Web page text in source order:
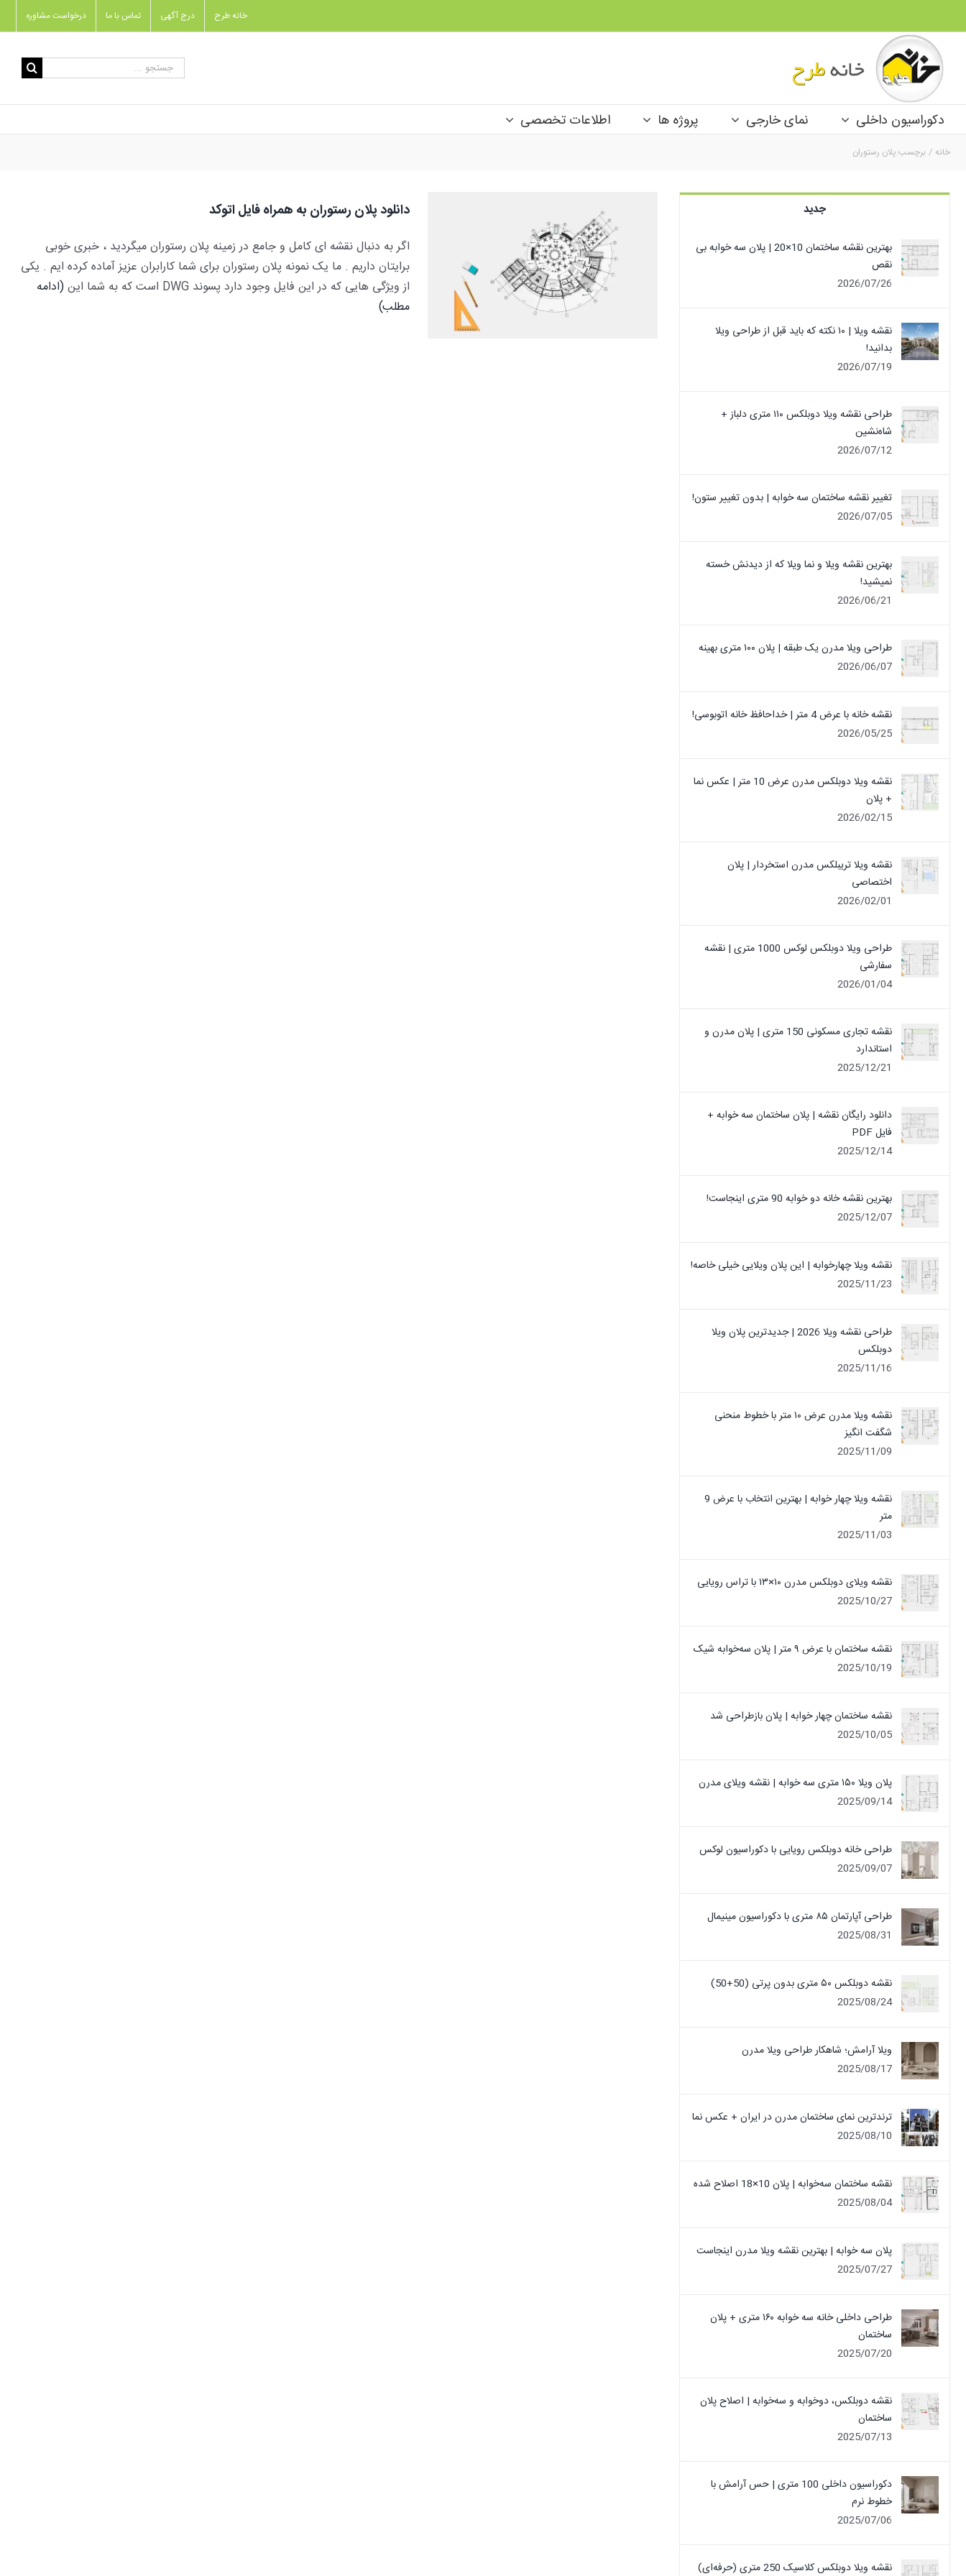
to
content
خانه طرح درج آگهی تماس با ما درخواست مشاوره
جستجو
دکوراسیون داخلی نمای خارجی پروژه ها اطلاعات تخصصی
خانه برچسب:پلان رستوران
دانلود پلان رستوران به همراه فایل اتوکد
دانلود پلان رستوران به همراه فایل اتوکد
اگر به دنبال نقشه ای کامل و جامع در زمینه پلان رستوران میگردید ، خبری خوبی
برایتان داریم . ما یک نمونه پلان رستوران برای شما کارابران عزیز آماده کرده ایم . یکی
از ویژگی هایی که در این فایل وجود دارد پسوند DWG است که به شما این
(ادامه
مطلب)
جدید
بهترین نقشه ساختمان 10×20 | پلان سه خوابه بی
نقص
2026/07/26
نقشه ویلا | ۱۰ نکته که باید قبل از طراحی ویلا
بدانید!
2026/07/19
طراحی نقشه ویلا دوبلکس ۱۱۰ متری دلباز +
شاه‌نشین
2026/07/12
تغییر نقشه ساختمان سه خوابه | بدون تغییر ستون!
2026/07/05
بهترین نقشه ویلا و نما ویلا که از دیدنش خسته
نمیشید!
2026/06/21
طراحی ویلا مدرن یک‌ طبقه | پلان ۱۰۰ متری بهینه
2026/06/07
نقشه خانه با عرض 4 متر | خداحافظ خانه‌ اتوبوسی!
2026/05/25
نقشه ویلا دوبلکس مدرن عرض 10 متر | عکس نما
+ پلان
2026/02/15
نقشه ویلا تریبلکس مدرن استخردار | پلان
اختصاصی
2026/02/01
طراحی ویلا دوبلکس لوکس 1000 متری | نقشه
سفارشی
2026/01/04
نقشه تجاری مسکونی 150 متری | پلان مدرن و
استاندارد
2025/12/21
دانلود رایگان نقشه | پلان ساختمان سه خوابه +
فایل PDF
2025/12/14
بهترین نقشه خانه دو خوابه 90 متری اینجاست!
2025/12/07
نقشه ویلا چهارخوابه | این پلان ویلایی خیلی خاصه!
2025/11/23
طراحی نقشه ویلا 2026 | جدیدترین پلان ویلا
دوبلکس
2025/11/16
نقشه ویلا مدرن عرض ۱۰ متر با خطوط منحنی
شگفت انگیز
2025/11/09
نقشه ویلا چهار خوابه | بهترین انتخاب با عرض 9
متر
2025/11/03
نقشه ویلای دوبلکس مدرن ۱۰×۱۳ با تراس رویایی
2025/10/27
نقشه ساختمان با عرض ۹ متر | پلان سه‌خوابه شیک
2025/10/19
نقشه ساختمان چهار خوابه | پلان بازطراحی شد
2025/10/05
پلان ویلا ۱۵۰ متری سه خوابه | نقشه ویلای مدرن
2025/09/14
طراحی خانه دوبلکس رویایی با دکوراسیون لوکس
2025/09/07
طراحی آپارتمان ۸۵ متری با دکوراسیون مینیمال
2025/08/31
نقشه دوبلکس ۵۰ متری بدون پرتی (50+50)
2025/08/24
ویلا آرامش؛ شاهکار طراحی ویلا مدرن
2025/08/17
ترندترین نمای ساختمان مدرن در ایران + عکس نما
2025/08/10
نقشه ساختمان سه‌خوابه | پلان 10×18 اصلاح شده
2025/08/04
پلان سه خوابه | بهترین نقشه ویلا مدرن اینجاست
2025/07/27
طراحی داخلی خانه سه خوابه ۱۶۰ متری + پلان
ساختمان
2025/07/20
نقشه دوبلکس، دوخوابه و سه‌خوابه | اصلاح پلان
ساختمان
2025/07/13
دکوراسیون داخلی 100 متری | حس آرامش با
خطوط نرم
2025/07/06
نقشه ویلا دوبلکس کلاسیک 250 متری (حرفه‌ای)